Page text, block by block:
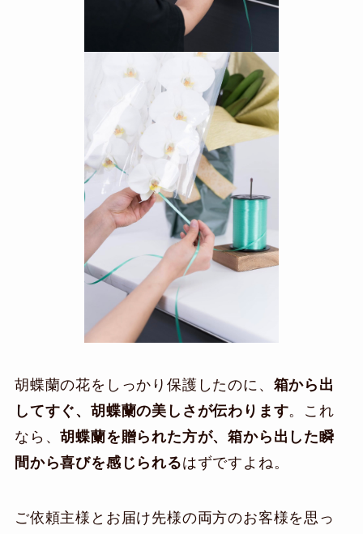
胡蝶蘭の花をしっかり保護したのに、 箱から出
してすぐ、胡蝶蘭の美しさが伝わります。これ
なら、胡蝶蘭を贈られた方が、箱から出した瞬
間から喜びを感じられるはずですよね。
ご依頼主様とお届け先様の両方のお客様を思っ